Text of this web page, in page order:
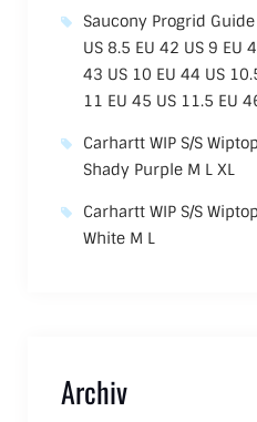
Saucony Progrid
US 8.5 EU 42 US 9 EU
43 US 10 EU 44 US
11 EU 45 US 11.5 EU
Carhartt WIP S/S
Shady Purple M L XL
Carhartt WIP S/S
White M L
Archiv